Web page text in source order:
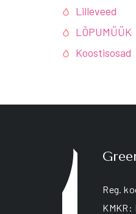
Lilleveed
LÕPUMÜÜK
Koostisosad
Reg.
KMKR: